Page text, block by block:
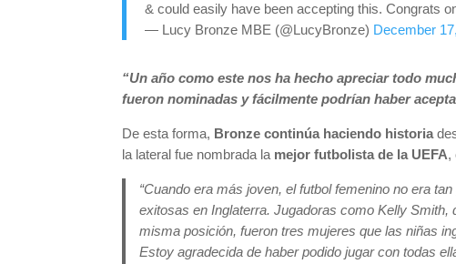
& could easily have been accepting this. Congrats
— Lucy Bronze MBE (@LucyBronze) December
“Un año como este nos ha hecho apreciar todo
fueron nominadas y fácilmente podrían haber
De esta forma, Bronze continúa haciendo historia
la lateral fue nombrada la mejor futbolista de la UEFA,
“Cuando era más joven, el futbol femenino no era
exitosas en Inglaterra. Jugadoras como Kelly
misma posición, fueron tres mujeres que las niñas
Estoy agradecida de haber podido jugar con todas